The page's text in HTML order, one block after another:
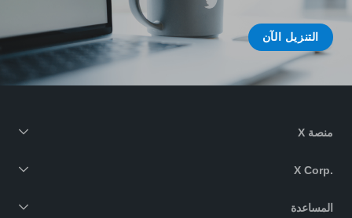
التنزيل الآن
منصة X
X Corp.‎
المساعدة